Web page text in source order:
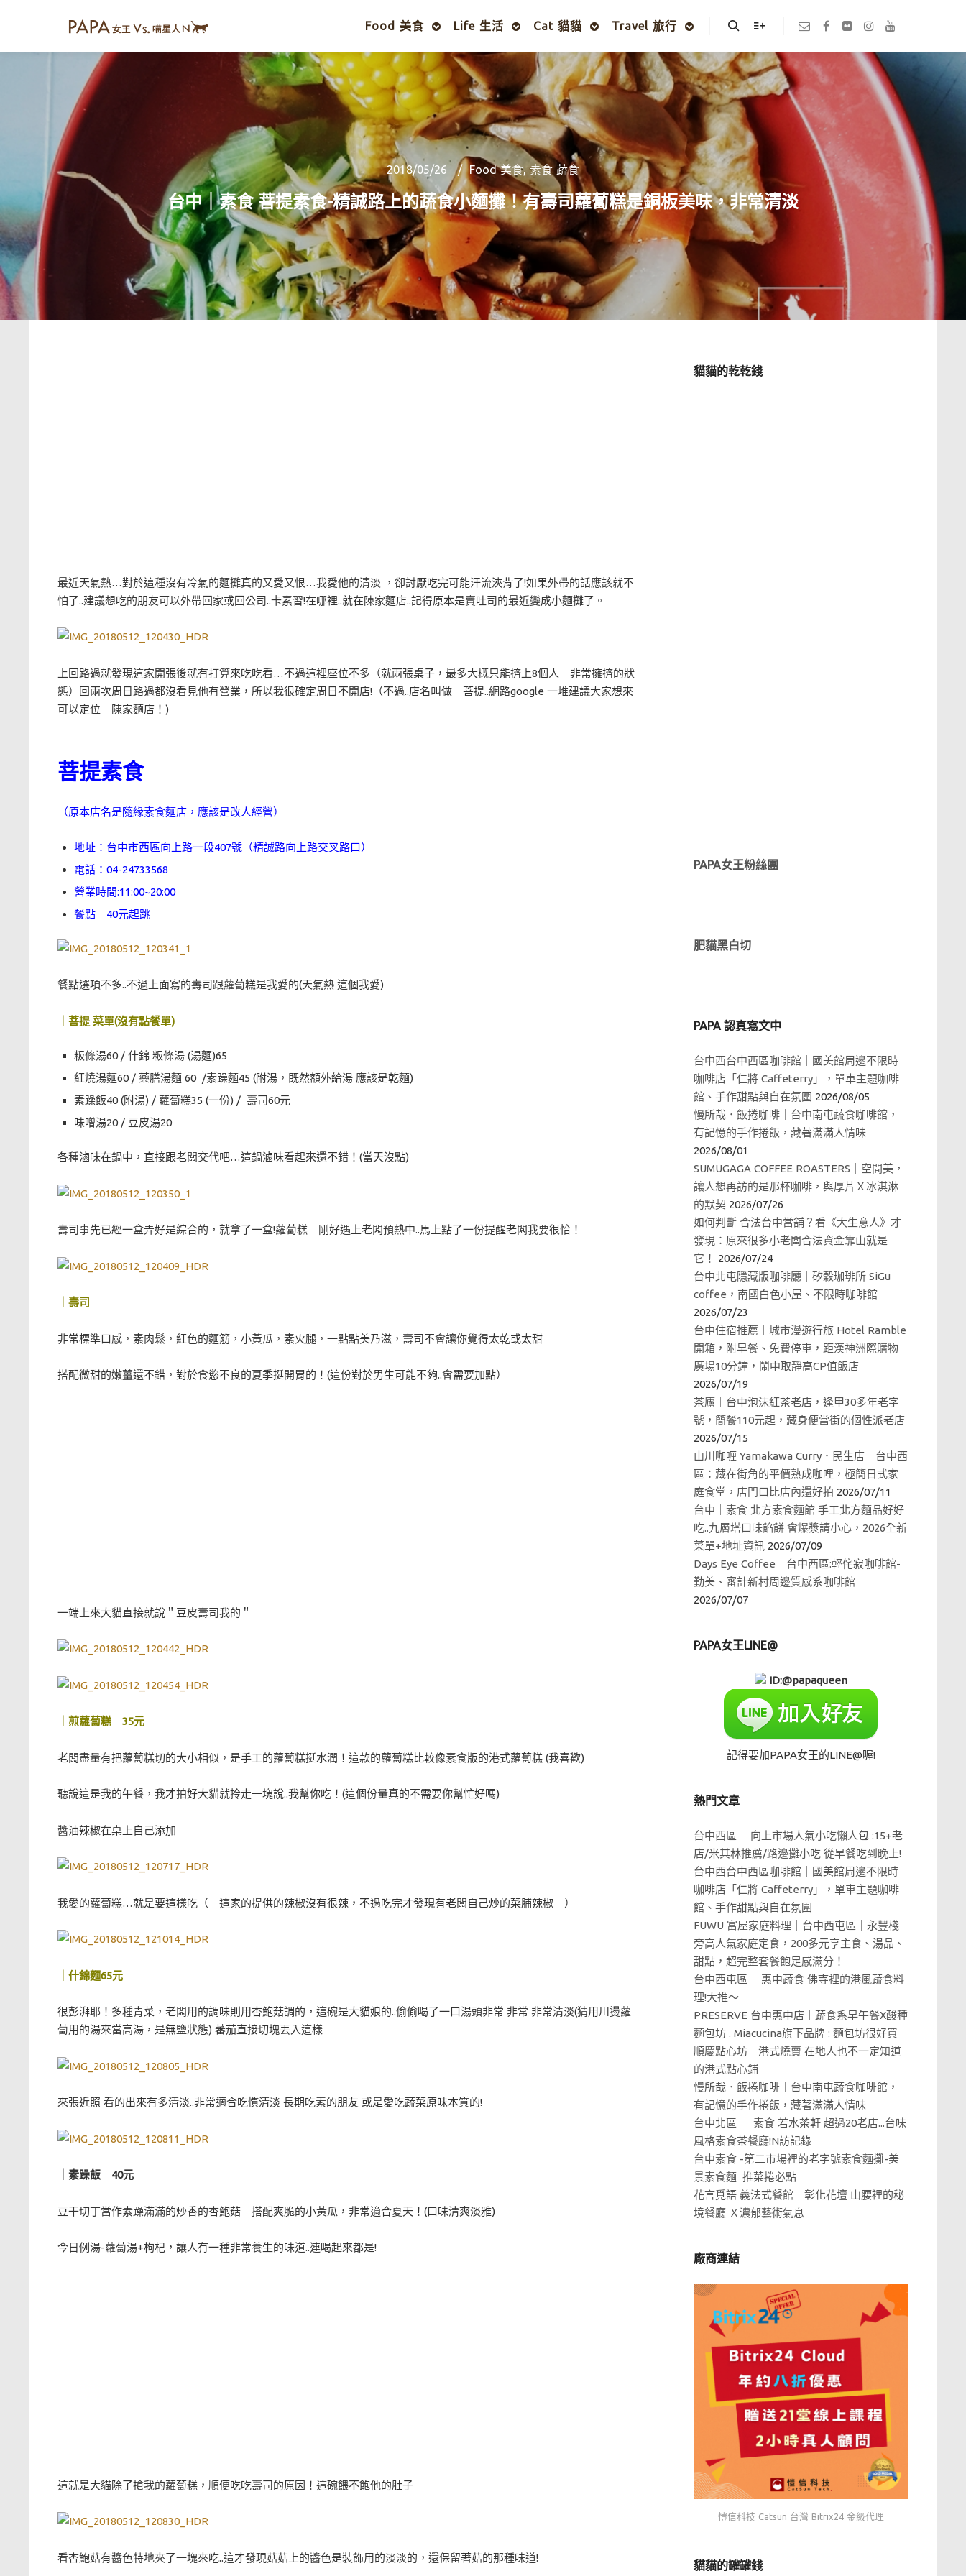
Food 美食 Life 生活 Cat 貓貓 Travel 旅行
2018/05/26 Food 美食,素食 蔬食
台中｜素食 菩提素食-精誠路上的蔬食小麵攤！有壽司蘿蔔糕是銅板美味，非常清淡
最近天氣熱…對於這種沒有冷氣的麵攤真的又愛又恨…我愛他的清淡 ，卻討厭吃完可能汗流浹背了!如果外帶的話應該就不
怕了..建議想吃的朋友可以外帶回家或回公司..卡素習!在哪裡..就在陳家麵店..記得原本是賣吐司的最近變成小麵攤了。
上回路過就發現這家開張後就有打算來吃吃看…不過這裡座位不多（就兩張桌子，最多大概只能擠上8個人 非常擁擠的狀
態）回兩次周日路過都沒看見他有營業，所以我很確定周日不開店!（不過..店名叫做 菩提..網路google 一堆建議大家想來
可以定位 陳家麵店！)
菩提素食
（原本店名是隨緣素食麵店，應該是改人經營）
地址：台中市西區向上路一段407號（精誠路向上路交叉路口）
電話：04-24733568
營業時間:11:00~20:00
餐點 40元起跳
餐點選項不多..不過上面寫的壽司跟蘿蔔糕是我愛的(天氣熱 這個我愛)
｜菩提 菜單(沒有點餐單)
粄條湯60 / 什錦 粄條湯 (湯麵)65
紅燒湯麵60 / 藥膳湯麵 60 /素躁麵45 (附湯，既然額外給湯 應該是乾麵)
素躁飯40 (附湯) / 蘿蔔糕35 (一份) / 壽司60元
味噌湯20 / 豆皮湯20
各種滷味在鍋中，直接跟老闆交代吧…這鍋滷味看起來還不錯！(當天沒點)
壽司事先已經一盒弄好是綜合的，就拿了一盒!蘿蔔糕 剛好遇上老闆預熱中..馬上點了一份提醒老闆我要很恰！
｜壽司
非常標準口感，素肉鬆，紅色的麵筋，小黃瓜，素火腿，一點點美乃滋，壽司不會讓你覺得太乾或太甜
搭配微甜的嫩薑還不錯，對於食慾不良的夏季挺開胃的！(這份對於男生可能不夠..會需要加點）
一端上來大貓直接就說＂豆皮壽司我的＂
｜煎蘿蔔糕 35元
老闆盡量有把蘿蔔糕切的大小相似，是手工的蘿蔔糕挺水潤！這款的蘿蔔糕比較像素食版的港式蘿蔔糕 (我喜歡)
聽說這是我的午餐，我才拍好大貓就拎走一塊說..我幫你吃！(這個份量真的不需要你幫忙好嗎)
醬油辣椒在桌上自己添加
我愛的蘿蔔糕…就是要這樣吃（ 這家的提供的辣椒沒有很辣，不過吃完才發現有老闆自己炒的菜脯辣椒 ）
｜什錦麵65元
很彭湃耶！多種青菜，老闆用的調味則用杏鮑菇調的，這碗是大貓娘的..偷偷喝了一口湯頭非常 非常 非常清淡(猜用川燙蘿
蔔用的湯來當高湯，是無鹽狀態) 蕃茄直接切塊丟入這樣
來張近照 看的出來有多清淡..非常適合吃慣清淡 長期吃素的朋友 或是愛吃蔬菜原味本質的!
｜素躁飯 40元
豆干切丁當作素躁滿滿的炒香的杏鮑菇 搭配爽脆的小黃瓜，非常適合夏天！(口味清爽淡雅)
今日例湯-蘿蔔湯+枸杞，讓人有一種非常養生的味道..連喝起來都是!
這就是大貓除了搶我的蘿蔔糕，順便吃吃壽司的原因！這碗餵不飽他的肚子
看杏鮑菇有醬色特地夾了一塊來吃..這才發現菇菇上的醬色是裝飾用的淡淡的，還保留著菇的那種味道!
貓貓的乾乾錢
PAPA女王粉絲團
肥貓黑白切
PAPA 認真寫文中
台中西台中西區咖啡館｜國美館周邊不限時
咖啡店「仁將 Caffeterry」，單車主題咖啡
館、手作甜點與自在氛圍 2026/08/05
慢所哉．飯捲咖啡｜台中南屯蔬食咖啡館，
有記憶的手作捲飯，藏著滿滿人情味
2026/08/01
SUMUGAGA COFFEE ROASTERS｜空間美，
讓人想再訪的是那杯咖啡，與厚片Ｘ冰淇淋
的默契 2026/07/26
如何判斷 合法台中當舖？看《大生意人》才
發現：原來很多小老闆合法資金靠山就是
它！
2026/07/24
台中北屯隱藏版咖啡廳｜矽穀珈琲所 SiGu
coffee，南國白色小屋、不限時咖啡館
2026/07/23
台中住宿推薦｜城市漫遊行旅 Hotel Ramble
開箱，附早餐、免費停車，距漢神洲際購物
廣場10分鐘，鬧中取靜高CP值飯店
2026/07/19
茶廬｜台中泡沫紅茶老店，逢甲30多年老字
號，簡餐110元起，藏身便當街的個性派老店
2026/07/15
山川咖喱 Yamakawa Curry．民生店｜台中西
區：藏在街角的平價熟成咖哩，極簡日式家
庭食堂，店門口比店內還好拍 2026/07/11
台中｜素食 北方素食麵館 手工北方麵品好好
吃..九層塔口味餡餅 會爆漿請小心，2026全新
菜單+地址資訊 2026/07/09
Days Eye Coffee｜台中西區:輕侘寂咖啡館-
勤美、審計新村周邊質感系咖啡館
2026/07/07
PAPA女王LINE@
ID:@papaqueen
記得要加PAPA女王的LINE@喔!
熱門文章
台中西區 ｜向上市場人氣小吃懶人包 :15+老
店/米其林推薦/路邊攤小吃 從早餐吃到晚上!
台中西台中西區咖啡館｜國美館周邊不限時
咖啡店「仁將 Caffeterry」，單車主題咖啡
館、手作甜點與自在氛圍
FUWU 富屋家庭料理｜台中西屯區｜永豐棧
旁高人氣家庭定食，200多元享主食、湯品、
甜點，超完整套餐飽足感滿分！
台中西屯區｜ 惠中蔬食 佛寺裡的港風蔬食料
理!大推～
PRESERVE 台中惠中店｜蔬食系早午餐X酸種
麵包坊 . Miacucina旗下品牌 : 麵包坊很好買
順慶點心坊｜港式燒賣 在地人也不一定知道
的港式點心鋪
慢所哉．飯捲咖啡｜台中南屯蔬食咖啡館，
有記憶的手作捲飯，藏著滿滿人情味
台中北區 ｜ 素食 若水茶軒 超過20老店...台味
風格素食茶餐廳!N訪記錄
台中素食 -第二市場裡的老字號素食麵攤-美
景素食麵 推菜捲必點
花言覓語 義法式餐館｜彰化花壇 山腰裡的秘
境餐廳 Ｘ濃郁藝術氣息
廠商連結
愷信科技 Catsun 台灣 Bitrix24 金級代理
貓貓的罐罐錢